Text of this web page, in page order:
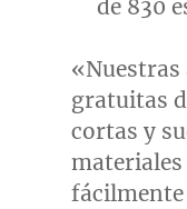
de 830
gratuitas
cortas y
materiales
fácilmente